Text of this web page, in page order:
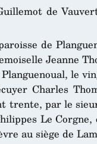
de
de
Jeanne
Planguenoual, le
Charles
par le
Le
au siège de